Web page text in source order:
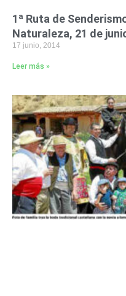
1ª Ruta de
Naturaleza, 21 de
17 junio, 2014
Leer más »